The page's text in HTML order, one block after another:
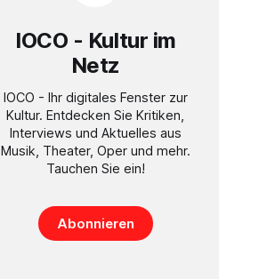
IOCO - Kultur im
Netz
IOCO - Ihr digitales Fenster zur
Kultur. Entdecken Sie Kritiken,
Interviews und Aktuelles aus
Musik, Theater, Oper und mehr.
Tauchen Sie ein!
Abonnieren